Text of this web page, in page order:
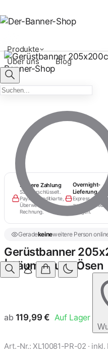
Produkte
Über uns
Blog
Sichere Zahlung
SSL-verschlüsselt.
PayPal, Kreditkarte,
Überweisung,
Rechnung.
Overnight-
Lieferung
Express
auch von
morgen.
Geradekeineweitere Person
Gerüstbanner
| Säumen und Ösen
ab 119,99 € Auf Lager
Art.-Nr.: XL10081-PR-02 ·